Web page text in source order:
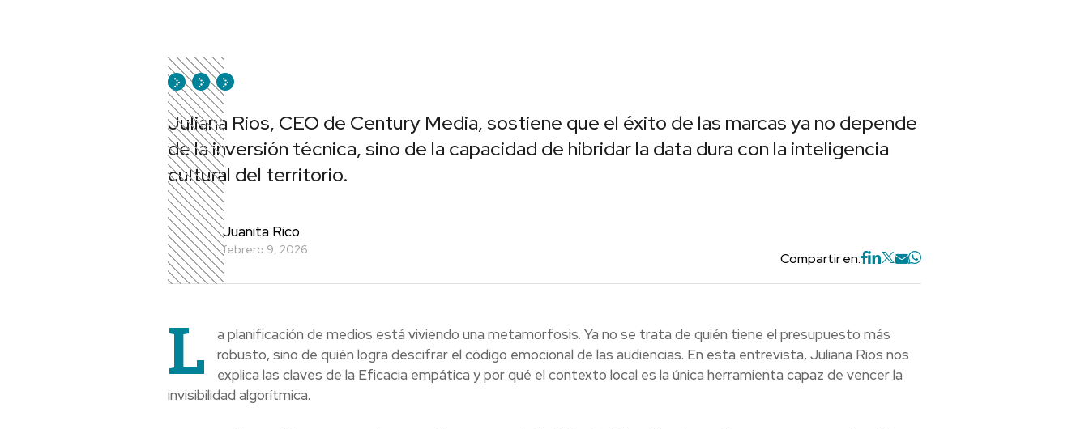
Juliana Rios, CEO de Century Media, sostiene que el éxito de las marcas ya no depende
de la inversión técnica, sino de la capacidad de hibridar la data dura con la inteligencia
cultural del territorio.
Juanita Rico
febrero 9, 2026
Compartir en:
L
a planificación de medios está viviendo una metamorfosis. Ya no se trata de quién tiene el presupuesto más
robusto, sino de quién logra descifrar el código emocional de las audiencias. En esta entrevista, Juliana Rios nos
explica las claves de la Eficacia empática y por qué el contexto local es la única herramienta capaz de vencer la
invisibilidad algorítmica.